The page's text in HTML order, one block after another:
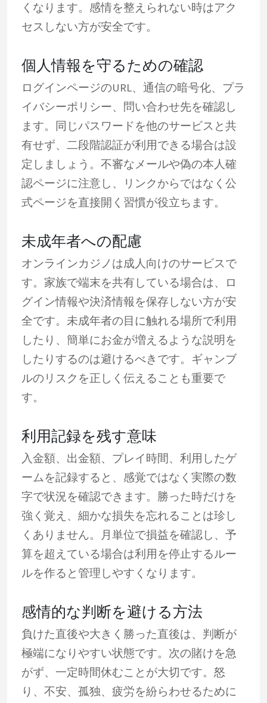
くなります。感情を整えられない時はアク
セスしない方が安全です。
個人情報を守るための確認
ログインページのURL、通信の暗号化、プラ
イバシーポリシー、問い合わせ先を確認し
ます。同じパスワードを他のサービスと共
有せず、二段階認証が利用できる場合は設
定しましょう。不審なメールや偽の本人確
認ページに注意し、リンクからではなく公
式ページを直接開く習慣が役立ちます。
未成年者への配慮
オンラインカジノは成人向けのサービスで
す。家族で端末を共有している場合は、ロ
グイン情報や決済情報を保存しない方が安
全です。未成年者の目に触れる場所で利用
したり、簡単にお金が増えるような説明を
したりするのは避けるべきです。ギャンブ
ルのリスクを正しく伝えることも重要で
す。
利用記録を残す意味
入金額、出金額、プレイ時間、利用したゲ
ームを記録すると、感覚ではなく実際の数
字で状況を確認できます。勝った時だけを
強く覚え、細かな損失を忘れることは珍し
くありません。月単位で損益を確認し、予
算を超えている場合は利用を停止するルー
ルを作ると管理しやすくなります。
感情的な判断を避ける方法
負けた直後や大きく勝った直後は、判断が
極端になりやすい状態です。次の賭けを急
がず、一定時間休むことが大切です。怒
り、不安、孤独、疲労を紛らわせるために